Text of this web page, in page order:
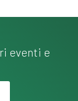
eventi e